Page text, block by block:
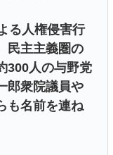
る人権侵害行
民主主義圏の
300人の与野党
郎衆院議員や
も名前を連ね